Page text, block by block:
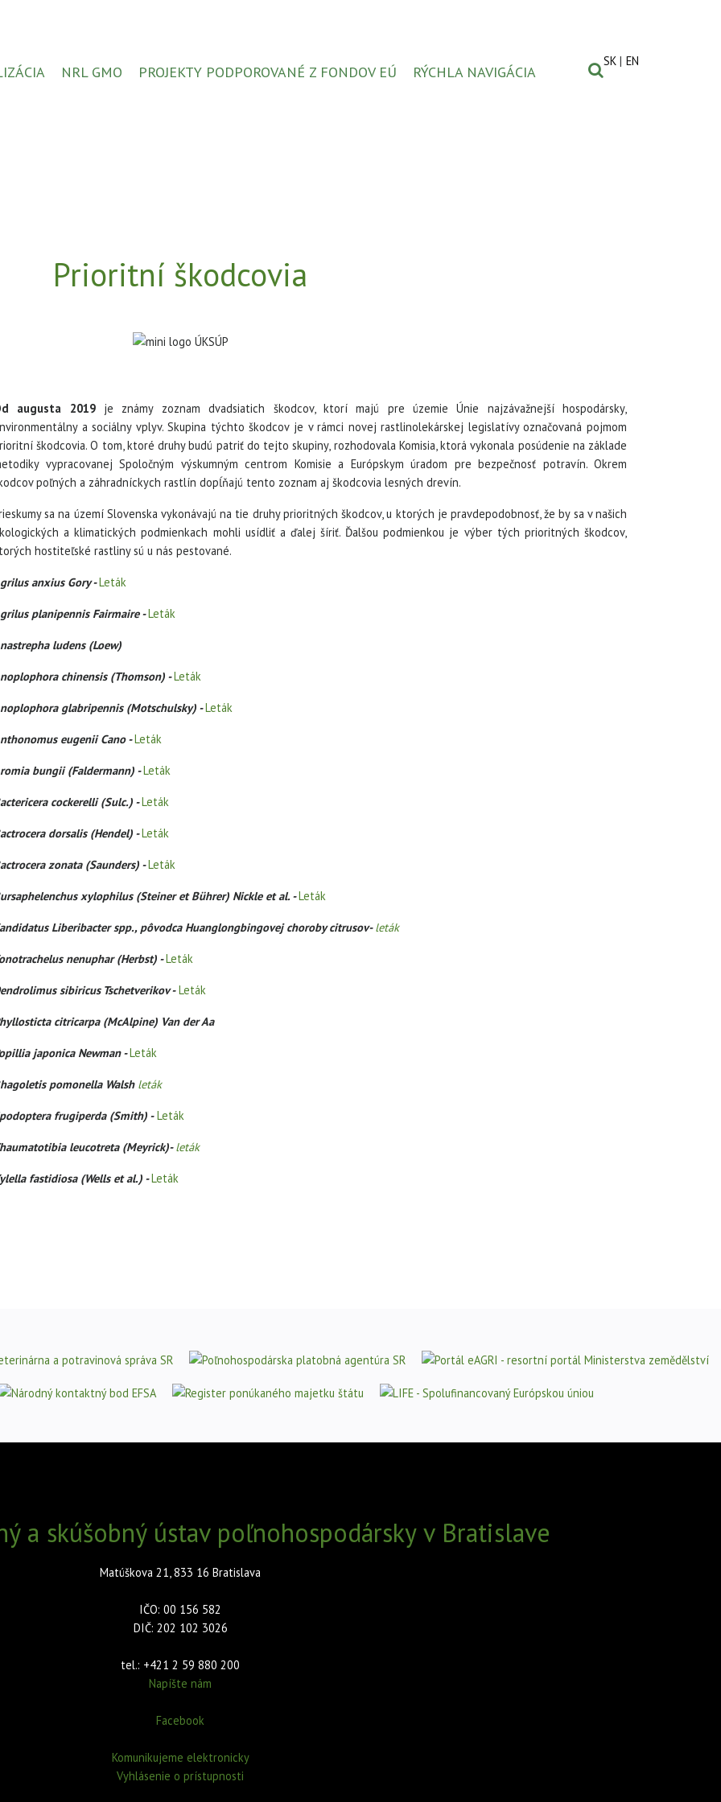
SK EN
NRL GMO PROJEKTY PODPOROVANÉ Z FONDOV EÚ RÝCHLA NAVIGÁCIA
Prioritní škodcovia
augusta 2019je známy zoznam dvadsiatich škodcov, ktorí majú pre územie Únie najzávažnejší hospodársky,
a sociálny vplyv. Skupina týchto škodcov je v rámci novej rastlinolekárskej legislatívy označovaná pojmom
škodcovia. O tom, ktoré druhy budú patriť do tejto skupiny, rozhodovala Komisia, ktorá vykonala posúdenie na základe
vypracovanej Spoločným výskumným centrom Komisie a Európskym úradom pre bezpečnosť potravín. Okrem
poľných a záhradníckych rastlín dopĺňajú tento zoznam aj škodcovia lesných drevín.
sa na území Slovenska vykonávajú na tie druhy prioritných škodcov, u ktorých je pravdepodobnosť, že by sa v našich
a klimatických podmienkach mohli usídliť a ďalej šíriť. Ďalšou podmienkou je výber tých prioritných škodcov,
hostiteľské rastliny sú u nás pestované.
anxius Gory -Leták
planipennis Fairmaire -Leták
ludens (Loew)
chinensis (Thomson) -Leták
glabripennis (Motschulsky) -Leták
eugenii Cano -Leták
bungii (Faldermann) -Leták
cockerelli (Sulc.) -Leták
dorsalis (Hendel) -Leták
zonata (Saunders) -Leták
xylophilus (Steiner et Bührer) Nickle et al. -Leták
Liberibacter spp., pôvodca Huanglongbingovej choroby citrusov-leták
nenuphar (Herbst) -Leták
sibiricus Tschetverikov - Leták
citricarpa (McAlpine) Van der Aa
japonica Newman -Leták
pomonella Walsh leták
frugiperda (Smith) - Leták
leucotreta (Meyrick)-leták
fastidiosa (Wells et al.) -Leták
a skúšobný ústav poľnohospodársky v Bratislave
Matúškova 21, 833 16 Bratislava
IČO: 00 156 582
DIČ: 202 102 3026
tel.: +421 2 59 880 200
Napíšte nám
Facebook
Komunikujeme elektronicky
Vyhlásenie o prístupnosti